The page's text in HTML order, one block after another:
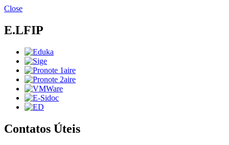
Passar
o
conteúdo
Close
E.LFIP
Contatos Úteis